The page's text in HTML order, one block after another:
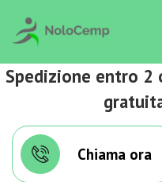
Spedizione entro 2
Chiama ora